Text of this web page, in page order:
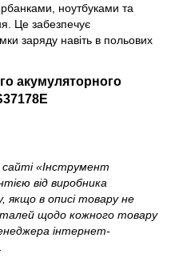
ноутбуками та
Це забезпечує
заряду навіть в польових
акумуляторного
сайті «Інструмент
від виробника
якщо в описі товару не
щодо кожного товару
інтернет-